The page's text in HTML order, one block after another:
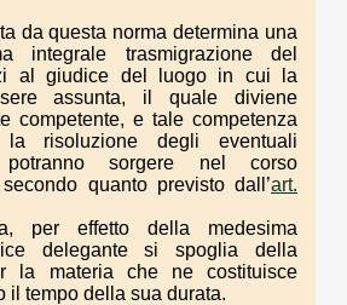
da questa norma determina una
integrale trasmigrazione del
al giudice del luogo in cui la
assunta, il quale diviene
competente, e tale competenza
risoluzione degli eventuali
sorgere nel corso
quanto previsto dall’art.
per effetto della medesima
delegante si spoglia della
la materia che ne costituisce
il tempo della sua durata.